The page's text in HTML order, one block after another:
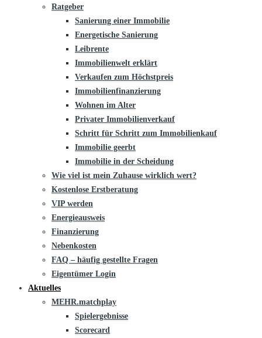
Ratgeber
Sanierung einer Immobilie
Energetische Sanierung
Leibrente
Immobilienwelt erklärt
Verkaufen zum Höchstpreis
Immobilienfinanzierung
Wohnen im Alter
Privater Immobilienverkauf
Schritt für Schritt zum Immobilienkauf
Immobilie geerbt
Immobilie in der Scheidung
Wie viel ist mein Zuhause wirklich wert?
Kostenlose Erstberatung
VIP werden
Energieausweis
Finanzierung
Nebenkosten
FAQ – häufig gestellte Fragen
Eigentümer Login
Aktuelles
MEHR.matchplay
Spielergebnisse
Scorecard